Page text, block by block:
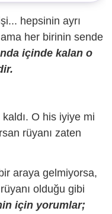
hepsinin ayrı
her birinin sende
içinde kalan o
O his iyiye mi
rüyanı zaten
araya gelmiyorsa,
olduğu gibi
için yorumlar;